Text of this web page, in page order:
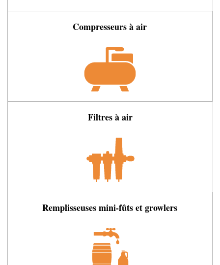
Compresseurs à air
Filtres à air
Remplisseuses mini-fûts et growlers